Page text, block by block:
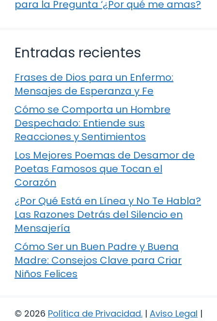
para la Pregunta ‘¿Por qué me amas?
Entradas recientes
Frases de Dios para un Enfermo:
Mensajes de Esperanza y Fe
Cómo se Comporta un Hombre
Despechado: Entiende sus
Reacciones y Sentimientos
Los Mejores Poemas de Desamor de
Poetas Famosos que Tocan el
Corazón
¿Por Qué Está en Línea y No Te Habla?
Las Razones Detrás del Silencio en
Mensajería
Cómo Ser un Buen Padre y Buena
Madre: Consejos Clave para Criar
Niños Felices
© 2026 Política de Privacidad. | Aviso Legal |